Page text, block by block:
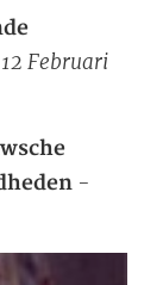
Februari
-